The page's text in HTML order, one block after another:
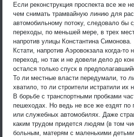
Если реконструкция проспекта все же
чем снимать трамвайную линию для
автомобильному потоку, следовало бы
переходы, по меньшей мере, в трех
напротив улицы Константина Симонова.
Кстати, напротив Аэровокзала когда-то
переход, но так и не довели дело до
остался только спуск в
То ли местные власти передумали, то
хватило, то ли строители истратили их
В борьбе с транспортными пробками
пешеходах. Но ведь не все же ездят по
или служебных автомобилях. Даже
каким трудом придется людям (в том
больным, матерям с маленькими